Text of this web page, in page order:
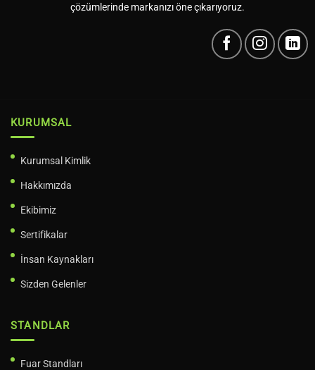
çözümlerinde markanızı öne çıkarıyoruz.
KURUMSAL
Kurumsal Kimlik
Hakkımızda
Ekibimiz
Sertifikalar
İnsan Kaynakları
Sizden Gelenler
STANDLAR
Fuar Standları